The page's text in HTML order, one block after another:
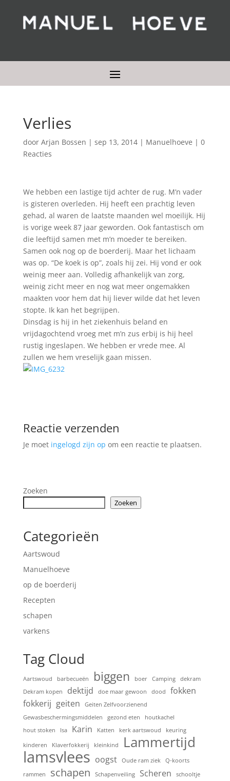
Verlies
door Arjan Bossen | sep 13, 2014| Manuelhoeve | 0
Reacties
We hebben een lastige tijd achter de rug. M’n vader
is gisteren overleden. Hij heeft een prachtig leven
gehad, al waren de laatste maanden wel moeilijk. Hij
is vorige week 87 jaar geworden. Ook fantastisch om
die leeftijd samen met m’n moeder te bereiken.
Samen ook nog op de boerderij. Maar het lichaam
was op. “De koek is op”, zoals hij zei. Hij vond er ook
weinig meer aan. Volledig afhankelijk van zorg,
weinig zicht meer en nog wat meer ongemakken
maakten voor hem dat hij liever wilde dat het leven
stopte. Ik kan het begrijpen.
Dinsdag is hij in het ziekenhuis beland en
vrijdagochtend vroeg met m’n zus erbij is hij heel
rustig ingeslapen. We hebben er vrede mee. Al
zullen we hem vreselijk gaan missen.
Reactie verzenden
Je moet ingelogd zijn op om een reactie te plaatsen.
Zoeken
Zoeken
Categorieën
Aartswoud
Manuelhoeve
op de boerderij
Recepten
schapen
varkens
Tag Cloud
Aartswoud barbecueën biggen boer Camping
dekram
Dekram kopen
dektijd doe maar gewoon dood
fokken
fokkerij geiten
Geiten Zelfvoorzienend
Gewasbeschermingsmiddelen
gezond eten
houtkachel
hout stoken
Isa Karin Katten kerk aartswoud keuring
kinderen Klaverfokkerij kleinkind Lammertijd
lamsvlees oogst Oude ram ziek
Q-koorts
rammen
schapen Schapenveiling Scheren
schooltje